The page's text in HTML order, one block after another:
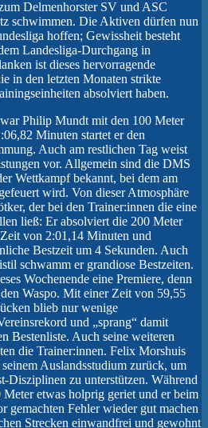
Delmenhorster SV und ASC
schwimmen. Die Aktiven dürfen nun
hoffen; Gewissheit besteht
Landesliga-Durchgang in
ist dieses hervorragende
in den letzten Monaten strikte
absolviert haben.
Philip Mundt mit den 100 Meter
Minuten startet er den
Auch am restlichen Tag weist
vor. Allgemein sind die DMS
Wettkampf bekannt, bei dem am
wird. Von dieser Atmosphäre
der bei den Trainer:innen die eine
ließ: Er absolviert die 200 Meter
von 2:01,14 Minuten und
Bestzeit um 4 Sekunden. Auch
schwamm er grandiose Bestzeiten.
Wochenende eine Premiere, denn
Waspo. Mit einer Zeit von 59,55
blieb nur wenige
und „sprang“ damit
Bestenliste. Auch seine weiteren
die Trainer:innen. Felix Morshuis
Auslandsstudium zurück, um
Disziplinen zu unterstützen. Während
etwas holprig geriet und er beim
gemachten Fehler wieder gut machen
Strecken einwandfrei und gewohnt